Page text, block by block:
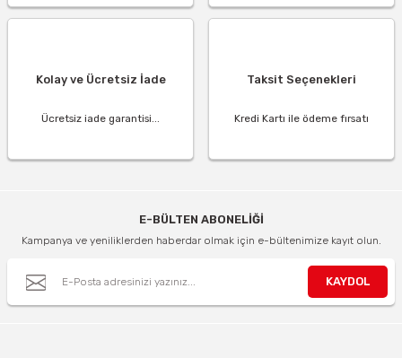
Kolay ve Ücretsiz İade
Ücretsiz iade garantisi...
Taksit Seçenekleri
Kredi Kartı ile ödeme fırsatı
E-BÜLTEN ABONELİĞİ
Kampanya ve yeniliklerden haberdar olmak için e-bültenimize kayıt olun.
KAYDOL